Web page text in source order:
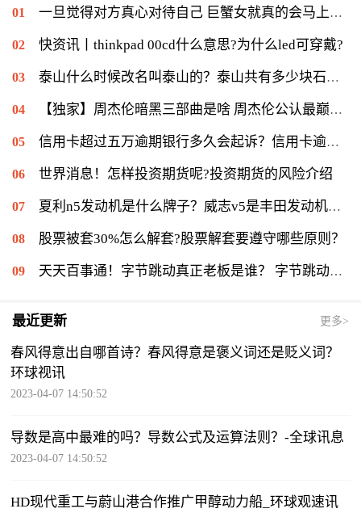
一旦觉得对方真心对待自己 巨蟹女就真的会马上想要跟对方携手一辈子？
快资讯丨thinkpad 00cd什么意思?为什么led可穿戴?
泰山什么时候改名叫泰山的？泰山共有多少块石刻？-全球新动态
【独家】周杰伦暗黑三部曲是啥 周杰伦公认最巅峰的歌是哪首？
信用卡超过五万逾期银行多久会起诉？信用卡逾期一个月会怎么样？-今日热搜
世界消息！怎样投资期货呢?投资期货的风险介绍
夏利n5发动机是什么牌子？威志v5是丰田发动机吗？_环球热点评
股票被套30%怎么解套?股票解套要遵守哪些原则？
天天百事通！字节跳动真正老板是谁？ 字节跳动上市时间是什么时候？
最近更新 更多>
春风得意出自哪首诗？春风得意是褒义词还是贬义词？
环球视讯
2023-04-07 14:50:52
导数是高中最难的吗？导数公式及运算法则？-全球讯息
2023-04-07 14:50:52
HD现代重工与蔚山港合作推广甲醇动力船_环球观速讯